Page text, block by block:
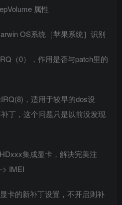
属性
OS系统［苹果系统］识别
（0），作用是否与patch里的
，适用于较早的dos设
丁，这个问题只是以前没发现
集成显卡，解决完美注
> IMEI
卡的新补丁设置，不开启则补